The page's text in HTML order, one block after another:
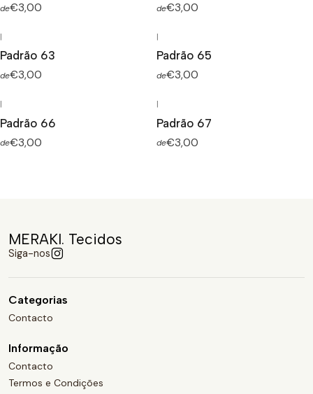
de€3,00 de€3,00
|
Padrão 63
de€3,00
|
Padrão 65
de€3,00
|
Padrão 66
de€3,00
|
Padrão 67
de€3,00
MERAKI. Tecidos
Siga-nos
Categorias
Contacto
Informação
Contacto
Termos e Condições